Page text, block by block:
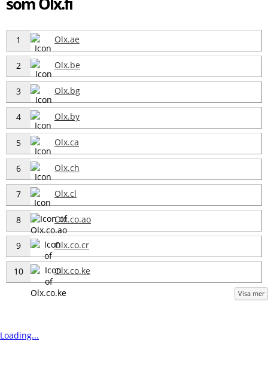
1 Olx.ae
2 Olx.be
3 Olx.bg
4 Olx.by
5 Olx.ca
6 Olx.ch
7 Olx.cl
8 Olx.co.ao
9 Olx.co.cr
10 Olx.co.ke
Visa mer
Loading...